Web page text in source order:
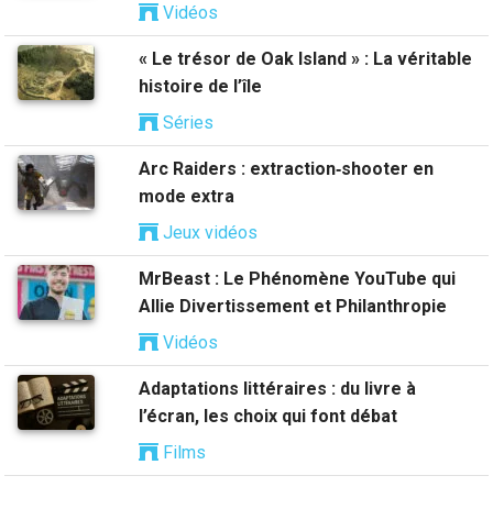
Vidéos
« Le trésor de Oak Island » : La véritable
histoire de l’île
Séries
Arc Raiders : extraction‑shooter en
mode extra
Jeux vidéos
MrBeast : Le Phénomène YouTube qui
Allie Divertissement et Philanthropie
Vidéos
Adaptations littéraires : du livre à
l’écran, les choix qui font débat
Films